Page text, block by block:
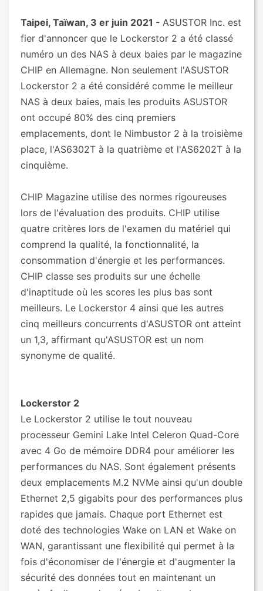
Taipei, Taïwan, 3 er juin 2021 - ASUSTOR Inc. est
fier d'annoncer que le Lockerstor 2 a été classé
numéro un des NAS à deux baies par le magazine
CHIP en Allemagne. Non seulement l'ASUSTOR
Lockerstor 2 a été considéré comme le meilleur
NAS à deux baies, mais les produits ASUSTOR
ont occupé 80% des cinq premiers
emplacements, dont le Nimbustor 2 à la troisième
place, l'AS6302T à la quatrième et l'AS6202T à la
cinquième.
CHIP Magazine utilise des normes rigoureuses
lors de l'évaluation des produits. CHIP utilise
quatre critères lors de l'examen du matériel qui
comprend la qualité, la fonctionnalité, la
consommation d'énergie et les performances.
CHIP classe ses produits sur une échelle
d'inaptitude où les scores les plus bas sont
meilleurs. Le Lockerstor 4 ainsi que les autres
cinq meilleurs concurrents d'ASUSTOR ont atteint
un 1,3, affirmant qu'ASUSTOR est un nom
synonyme de qualité.
Lockerstor 2
Le Lockerstor 2 utilise le tout nouveau
processeur Gemini Lake Intel Celeron Quad-Core
avec 4 Go de mémoire DDR4 pour améliorer les
performances du NAS. Sont également présents
deux emplacements M.2 NVMe ainsi qu'un double
Ethernet 2,5 gigabits pour des performances plus
rapides que jamais. Chaque port Ethernet est
doté des technologies Wake on LAN et Wake on
WAN, garantissant une flexibilité qui permet à la
fois d'économiser de l'énergie et d'augmenter la
sécurité des données tout en maintenant un